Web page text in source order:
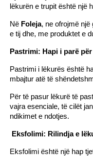
lëkurën e trupit është një
Në Foleja, ne ofrojmë një
e tij dhe, me produktet e
Pastrimi: Hapi i parë
Pastrimi i lëkurës është
mbajtur atë të
Për të pasur lëkurë të
vajra esenciale, të cilët
ndikimet e ndotjes.
Eksfolimi: Rilindja e
Eksfolimi është një hap